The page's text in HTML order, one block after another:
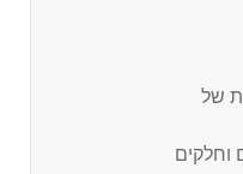
וחלקים